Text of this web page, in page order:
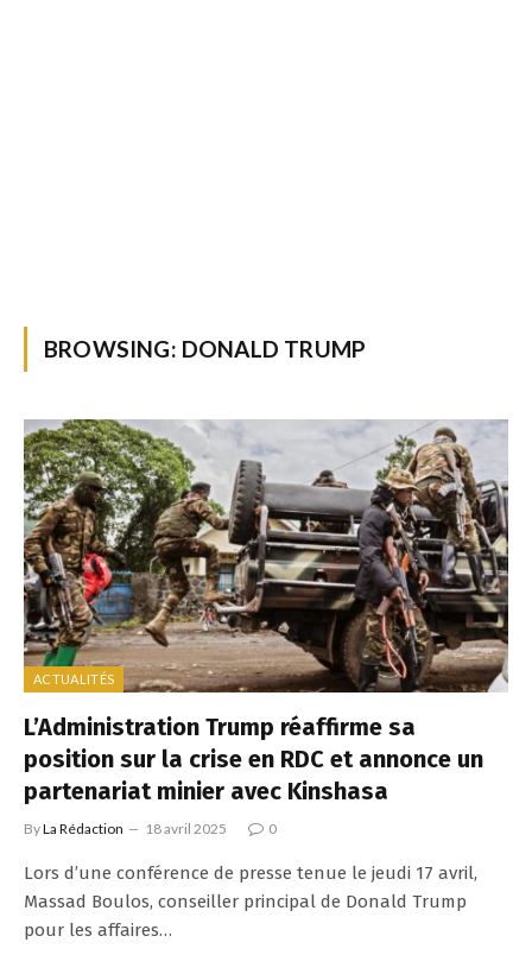
BROWSING: DONALD TRUMP
ACTUALITÉS
L’Administration Trump réaffirme sa
position sur la crise en RDC et annonce un
partenariat minier avec Kinshasa
ByLa Rédaction 18 avril 2025 0
Lors d’une conférence de presse tenue le jeudi 17 avril,
Massad Boulos, conseiller principal de Donald Trump
pour les affaires…